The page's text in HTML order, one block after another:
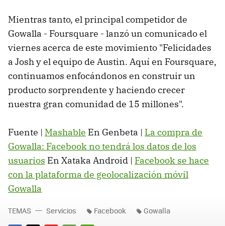
Mientras tanto, el principal competidor de
Gowalla - Foursquare - lanzó un comunicado el
viernes acerca de este movimiento "Felicidades
a Josh y el equipo de Austin. Aquí en Foursquare,
continuamos enfocándonos en construir un
producto sorprendente y haciendo crecer
nuestra gran comunidad de 15 millones".
Fuente | Mashable En Genbeta | La compra de
Gowalla: Facebook no tendrá los datos de los
usuarios En Xataka Android | Facebook se hace
con la plataforma de geolocalización móvil
Gowalla
TEMAS Servicios Facebook Gowalla